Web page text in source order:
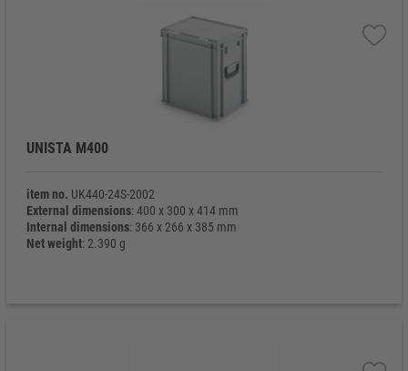
UNISTA M400
item no. UK440-24S-2002
External dimensions: 400 x 300 x 414 mm
Internal dimensions: 366 x 266 x 385 mm
Net weight: 2.390 g